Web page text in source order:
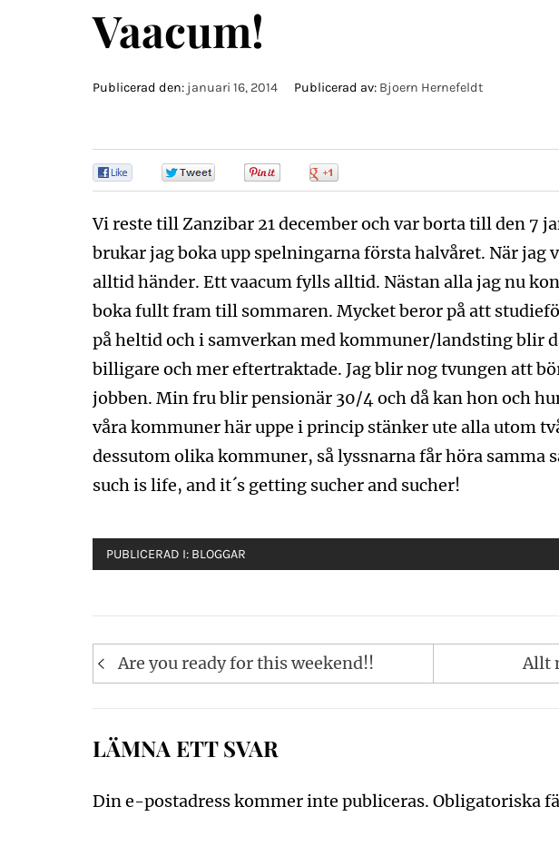
Vaacum!
Publicerad den: januari 16, 2014 Publicerad av: Bjoern Hernefeldt
Vi reste till Zanzibar 21 december och var borta till den 7
brukar jag boka upp spelningarna första halvåret. När jag
alltid händer. Ett vaacum fylls alltid. Nästan alla jag nu
boka fullt fram till sommaren. Mycket beror på att
på heltid och i samverkan med kommuner/landsting blir
billigare och mer eftertraktade. Jag blir nog tvungen att
jobben. Min fru blir pensionär 30/4 och då kan hon och
våra kommuner här uppe i princip stänker ute alla utom
dessutom olika kommuner, så lyssnarna får höra samma
such is life, and it´s getting sucher and sucher!
PUBLICERAD I: BLOGGAR
Inläggsnavigering
Are you ready for this weekend!! Allt
LÄMNA ETT SVAR
Din e-postadress kommer inte publiceras. Obligatoriska